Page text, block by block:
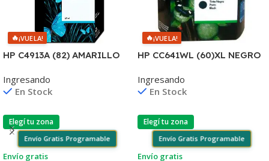
🔥¡VUELA!
HP C4913A (82) AMARILLO
10PS/500/510/800/810
UK(D)
Ingresando
En Stock
Elegí tu zona
Envío Gratis Programable
Envío gratis
🔥¡VUELA!
HP CC641WL (60)XL NEGRO
F4580/F4280/F4480/D110
Ingresando
En Stock
Elegí tu zona
Envío Gratis Programable
Envío gratis